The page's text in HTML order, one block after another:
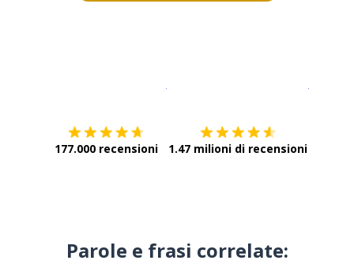
177.000 recensioni 1.47 milioni di recensioni
Parole e frasi correlate: